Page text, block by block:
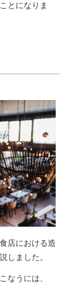
とになりま
店における造
しました。
なうには、